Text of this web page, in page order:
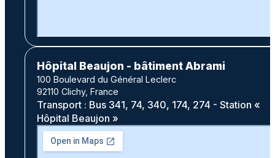
Hôpital Beaujon - bâtiment Abrami
100 Boulevard du Général Leclerc
92110 Clichy, France
Transport : Bus 341, 74, 340, 174, 274 - Station «
Hôpital Beaujon »